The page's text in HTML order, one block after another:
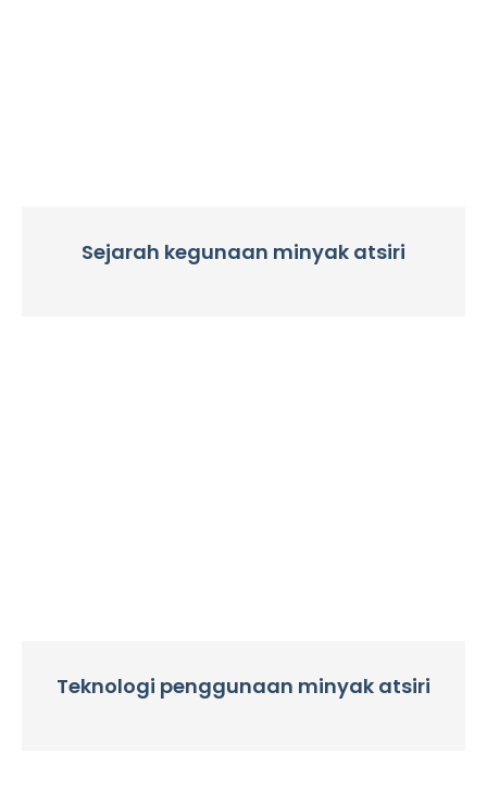
Sejarah kegunaan minyak atsiri
Teknologi penggunaan minyak atsiri